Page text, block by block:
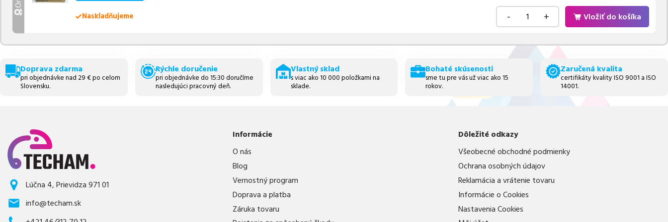
Naskladňujeme - + Vložiť do košíka
Doprava zdarma
pri objednávke nad 29 € po celom
Slovensku.
Rýchle doručenie
pri objednávke do 15:30 doručíme
nasledujúci pracovný deň.
Vlastný sklad
s viac ako 10 000 položkami na
sklade.
Bohaté skúsenosti
sme tu pre vás už viac ako 15
rokov.
Zaručená kvalita
certifikáty kvality ISO 9001 a ISO
14001.
Lúčna 4, Prievidza 971 01
info@techam.sk
Informácie
O nás
Blog
Vernostný program
Doprava a platba
Záruka tovaru
Dôležité odkazy
Všeobecné obchodné podmienky
Ochrana osobných údajov
Reklamácia a vrátenie tovaru
Informácie o Cookies
Nastavenia Cookies